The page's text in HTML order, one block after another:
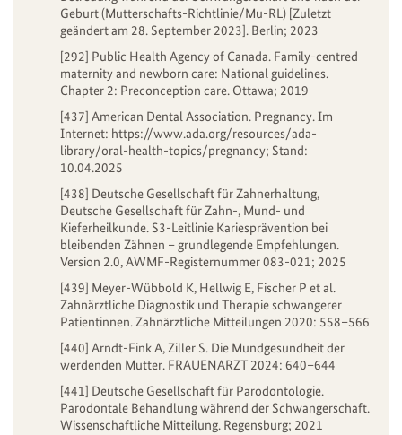
Geburt (Mutterschafts-Richtlinie/Mu-RL) [Zuletzt
geändert am 28. September 2023]. Berlin; 2023
[292] Public Health Agency of Canada. Family-centred
maternity and newborn care: National guidelines.
Chapter 2: Preconception care. Ottawa; 2019
[437] American Dental Association. Pregnancy. Im
Internet: https://www.ada.org/resources/ada-
library/oral-health-topics/pregnancy; Stand:
10.04.2025
[438] Deutsche Gesellschaft für Zahnerhaltung,
Deutsche Gesellschaft für Zahn-, Mund- und
Kieferheilkunde. S3-Leitlinie Kariesprävention bei
bleibenden Zähnen – grundlegende Empfehlungen.
Version 2.0, AWMF-Registernummer 083-021; 2025
[439] Meyer-Wübbold K, Hellwig E, Fischer P et al.
Zahnärztliche Diagnostik und Therapie schwangerer
Patientinnen. Zahnärztliche Mitteilungen 2020: 558–566
[440] Arndt-Fink A, Ziller S. Die Mundgesundheit der
werdenden Mutter. FRAUENARZT 2024: 640–644
[441] Deutsche Gesellschaft für Parodontologie.
Parodontale Behandlung während der Schwangerschaft.
Wissenschaftliche Mitteilung. Regensburg; 2021